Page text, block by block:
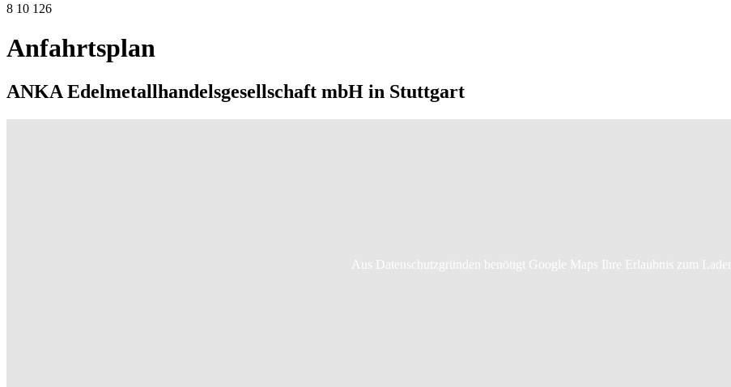
8 10 126
Anfahrtsplan
ANKA Edelmetallhandelsgesellschaft mbH in Stuttgart
Aus Datenschutzgründen benötigt Google Maps Ihre Erlaubnis zum Laden.